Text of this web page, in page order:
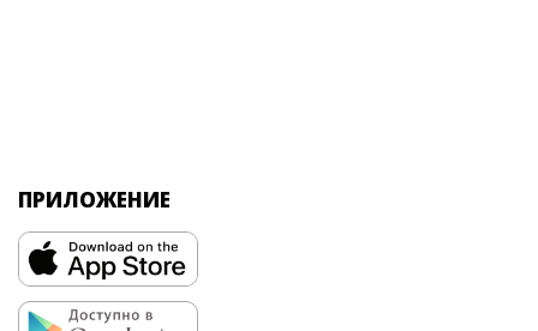
ПРИЛОЖЕНИЕ